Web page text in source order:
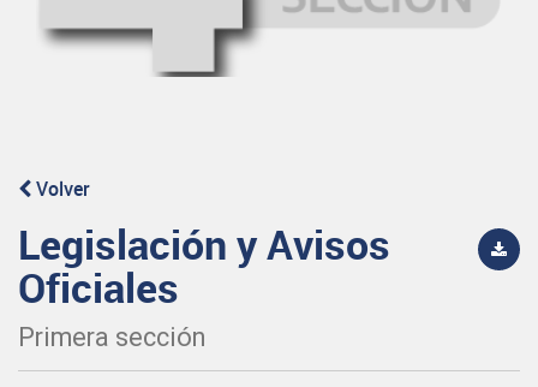
Volver
Legislación y Avisos
Oficiales
Primera sección